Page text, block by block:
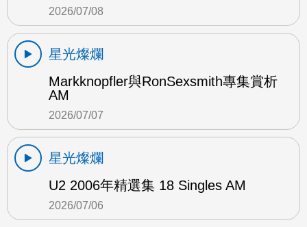
2026/07/08
星光燦爛
Markknopfler與RonSexsmith專集賞析
AM
2026/07/07
星光燦爛
U2 2006年精選集 18 Singles AM
2026/07/06